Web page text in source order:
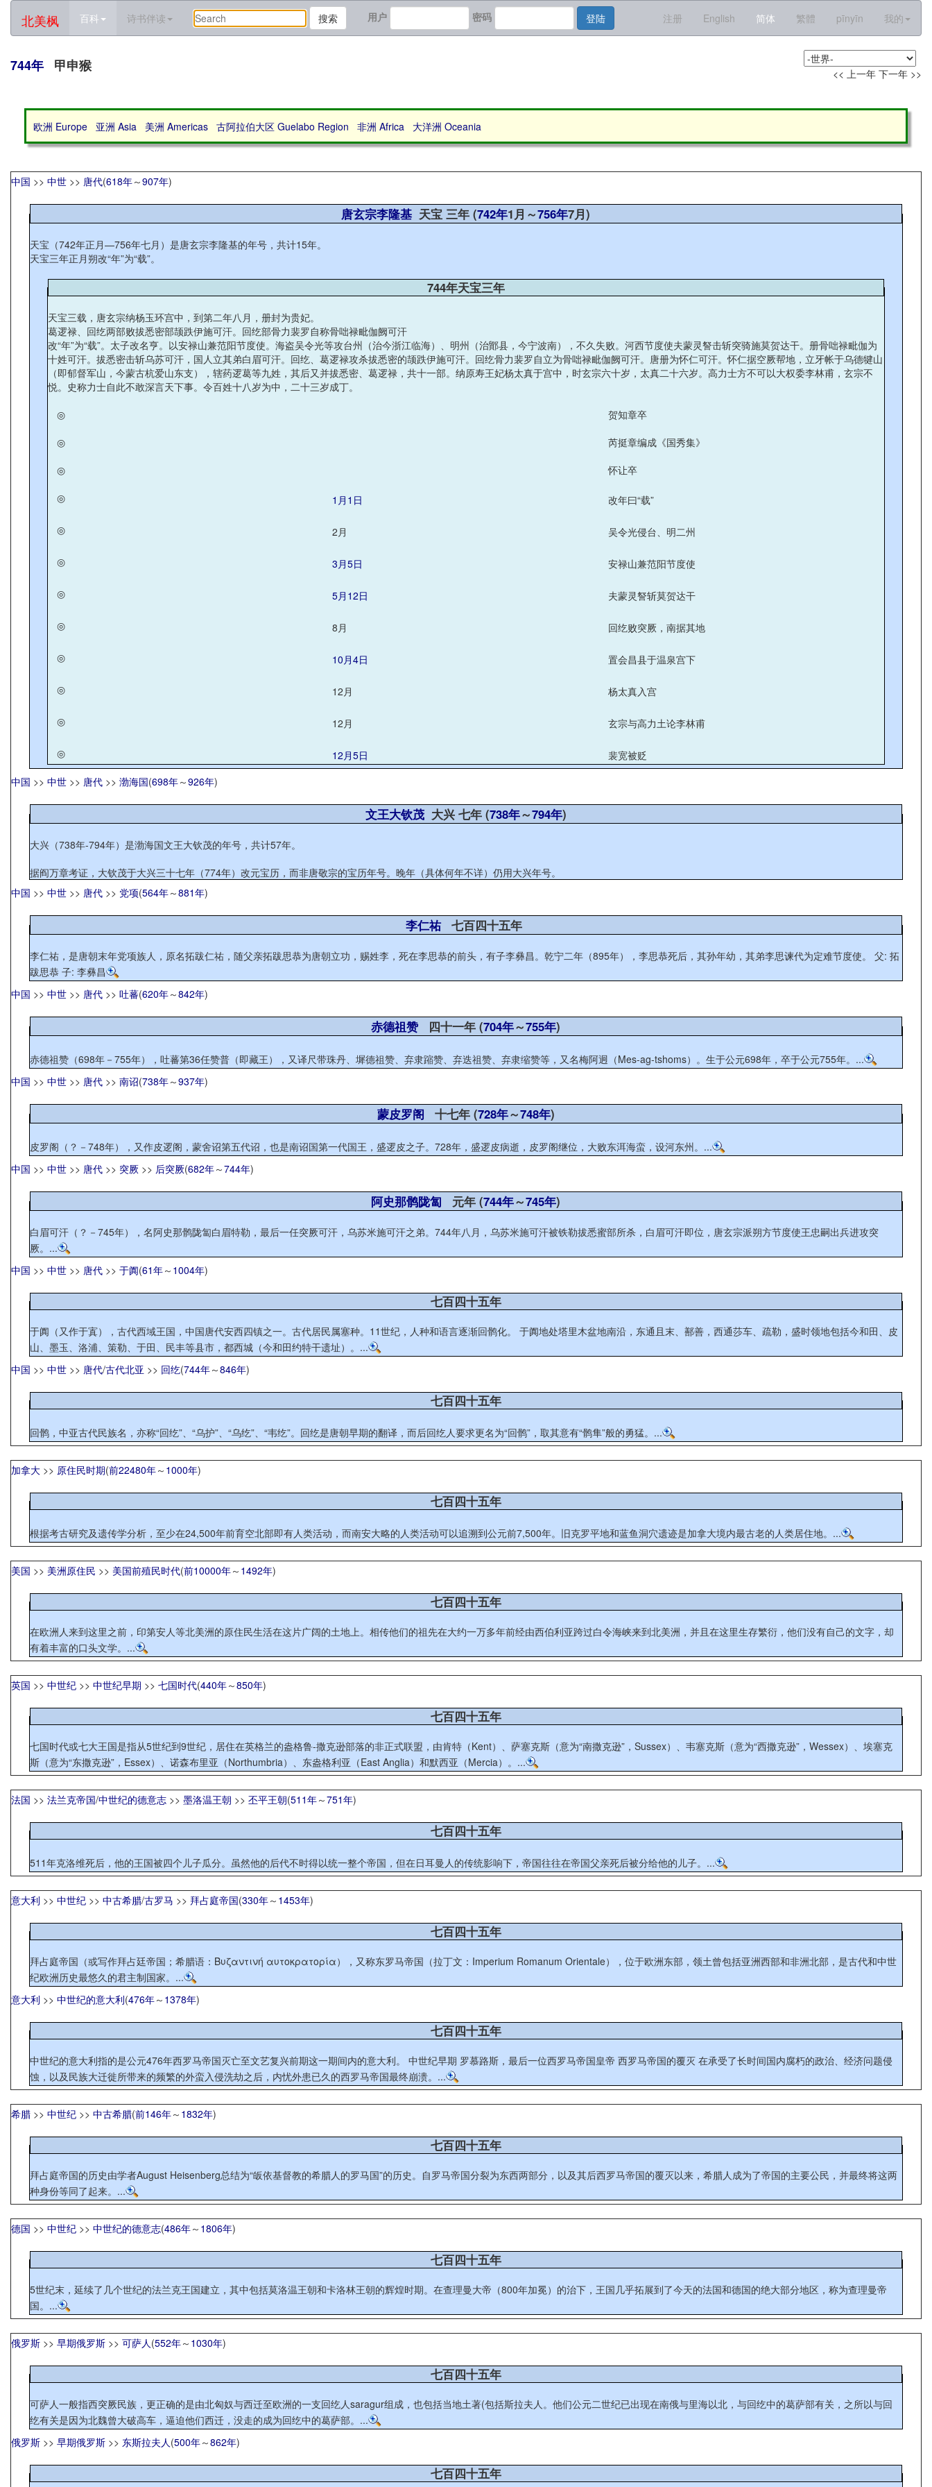
北美枫 百科 诗书伴读 搜索 用户 密码 登陆 注册 English 简体 繁體 pīnyīn 我的
744年 甲申猴 << 上一年 下一年 >>
欧洲 Europe 亚洲 Asia 美洲 Americas 古阿拉伯大区 Guelabo Region 非洲 Africa 大洋洲 Oceania
中国 >> 中世 >> 唐代(618年～907年)
唐玄宗李隆基 天宝 三年 (742年1月～756年7月)
天宝（742年正月—756年七月）是唐玄宗李隆基的年号，共计15年。
天宝三年正月朔改“年”为“载”。
744年天宝三年
天宝三载，唐玄宗纳杨玉环宫中，到第二年八月，册封为贵妃。
葛逻禄、回纥两部败拔悉密部颉跌伊施可汗。回纥部骨力裴罗自称骨咄禄毗伽阙可汗
改“年”为“载”。太子改名亨。以安禄山兼范阳节度使。海盗吴令光等攻台州（治今浙江临海）、明州（治鄮县，今宁波南），不久失败。河西节度使夫蒙灵詧击斩突骑施莫贺达干。册骨咄禄毗伽为
十姓可汗。拔悉密击斩乌苏可汗，国人立其弟白眉可汗。回纥、葛逻禄攻杀拔悉密的颉跌伊施可汗。回纥骨力裴罗自立为骨咄禄毗伽阙可汗。唐册为怀仁可汗。怀仁据空厥帮地，立牙帐于乌德犍山
（即郁督军山，今蒙古杭爱山东支），辖药逻葛等九姓，其后又并拔悉密、葛逻禄，共十一部。纳原寿王妃杨太真于宫中，时玄宗六十岁，太真二十六岁。高力士方不可以大权委李林甫，玄宗不
悦。史称力士自此不敢深言天下事。令百姓十八岁为中，二十三岁成丁。
◎
贺知章卒
◎
芮挺章编成《国秀集》
◎
怀让卒
◎
1月1日 改年曰“载”
◎ 2月 吴令光侵台、明二州
◎ 3月5日 安禄山兼范阳节度使
◎ 5月12日 夫蒙灵詧斩莫贺达干
◎ 8月 回纥败突厥，南据其地
◎ 10月4日 置会昌县于温泉宫下
◎ 12月 杨太真入宫
◎ 12月 玄宗与高力土论李林甫
◎ 12月5日
裴宽被贬
中国 >> 中世 >> 唐代 >> 渤海国(698年～926年)
文王大钦茂大兴 七年 (738年～794年)
大兴（738年-794年）是渤海国文王大钦茂的年号，共计57年。
据阎万章考证，大钦茂于大兴三十七年（774年）改元宝历，而非唐敬宗的宝历年号。晚年（具体何年不详）仍用大兴年号。
中国 >> 中世 >> 唐代 >> 党项(564年～881年)
李仁祐七百四十五年
李仁祐，是唐朝末年党项族人，原名拓跋仁祐，随父亲拓跋思恭为唐朝立功，赐姓李，死在李思恭的前头，有子李彝昌。乾宁二年（895年），李思恭死后，其孙年幼，其弟李思谏代为定难节度使。 父: 拓
跋思恭 子: 李彝昌
中国 >> 中世 >> 唐代 >> 吐蕃(620年～842年)
赤德祖赞 四十一年 (704年～755年)
赤德祖赞（698年－755年），吐蕃第36任赞普（即藏王），又译尺带珠丹、墀德祖赞、弃隶蹜赞、弃迭祖赞、弃隶缩赞等，又名梅阿迥（Mes-ag-tshoms）。生于公元698年，卒于公元755年。...
中国 >> 中世 >> 唐代 >> 南诏(738年～937年)
蒙皮罗阁 十七年 (728年～748年)
皮罗阁（？－748年），又作皮逻阁，蒙舍诏第五代诏，也是南诏国第一代国王，盛逻皮之子。728年，盛逻皮病逝，皮罗阁继位，大败东洱海蛮，设河东州。...
中国 >> 中世 >> 唐代 >> 突厥 >> 后突厥(682年～744年)
阿史那鹘陇匐 元年 (744年～745年)
白眉可汗（？－745年），名阿史那鹘陇匐白眉特勒，最后一任突厥可汗，乌苏米施可汗之弟。744年八月，乌苏米施可汗被铁勒拔悉蜜部所杀，白眉可汗即位，唐玄宗派朔方节度使王忠嗣出兵进攻突
厥。...
中国 >> 中世 >> 唐代 >> 于阗(61年～ 1004年)
七百四十五年
于阗（又作于寘），古代西域王国，中国唐代安西四镇之一。古代居民属塞种。11世纪，人种和语言逐渐回鹘化。 于阗地处塔里木盆地南沿，东通且末、鄯善，西通莎车、疏勒，盛时领地包括今和田、皮
山、墨玉、洛浦、策勒、于田、民丰等县市，都西城（今和田约特干遗址）。...
中国 >> 中世 >> 唐代/古代北亚 >> 回纥(744年～846年)
七百四十五年
回鹘，中亚古代民族名，亦称“回纥”、“乌护”、“乌纥”、“韦纥”。回纥是唐朝早期的翻译，而后回纥人要求更名为“回鹘”，取其意有“鹘隼”般的勇猛。...
加拿大 >> 原住民时期(前22480年～ 1000年)
七百四十五年
根据考古研究及遗传学分析，至少在24,500年前育空北部即有人类活动，而南安大略的人类活动可以追溯到公元前7,500年。旧克罗平地和蓝鱼洞穴遗迹是加拿大境内最古老的人类居住地。...
美国 >> 美洲原住民 >> 美国前殖民时代(前10000年～ 1492年)
七百四十五年
在欧洲人来到这里之前，印第安人等北美洲的原住民生活在这片广阔的土地上。相传他们的祖先在大约一万多年前经由西伯利亚跨过白令海峡来到北美洲，并且在这里生存繁衍，他们没有自己的文字，却
有着丰富的口头文学。...
英国 >> 中世纪 >> 中世纪早期 >> 七国时代(440年～850年)
七百四十五年
七国时代或七大王国是指从5世纪到9世纪，居住在英格兰的盎格鲁-撒克逊部落的非正式联盟，由肯特（Kent）、萨塞克斯（意为“南撒克逊”，Sussex）、韦塞克斯（意为“西撒克逊”，Wessex）、埃塞克
斯（意为“东撒克逊”，Essex）、诺森布里亚（Northumbria）、东盎格利亚（East Anglia）和默西亚（Mercia）。...
法国 >> 法兰克帝国/中世纪的德意志 >> 墨洛温王朝 >> 丕平王朝(511年～751年)
七百四十五年
511年克洛维死后，他的王国被四个儿子瓜分。虽然他的后代不时得以统一整个帝国，但在日耳曼人的传统影响下，帝国往往在帝国父亲死后被分给他的儿子。...
意大利 >> 中世纪 >> 中古希腊/古罗马 >> 拜占庭帝国(330年～ 1453年)
七百四十五年
拜占庭帝国（或写作拜占廷帝国；希腊语：Βυζαντινή αυτοκρατορία），又称东罗马帝国（拉丁文：Imperium Romanum Orientale），位于欧洲东部，领土曾包括亚洲西部和非洲北部，是古代和中世
纪欧洲历史最悠久的君主制国家。...
意大利 >> 中世纪的意大利(476年～ 1378年)
七百四十五年
中世纪的意大利指的是公元476年西罗马帝国灭亡至文艺复兴前期这一期间内的意大利。 中世纪早期 罗慕路斯，最后一位西罗马帝国皇帝 西罗马帝国的覆灭 在承受了长时间国内腐朽的政治、经济问题侵
蚀，以及民族大迁徙所带来的频繁的外蛮入侵洗劫之后，内忧外患已久的西罗马帝国最终崩溃。...
希腊 >> 中世纪 >> 中古希腊(前146年～ 1832年)
七百四十五年
拜占庭帝国的历史由学者August Heisenberg总结为“皈依基督教的希腊人的罗马国”的历史。自罗马帝国分裂为东西两部分，以及其后西罗马帝国的覆灭以来，希腊人成为了帝国的主要公民，并最终将这两
种身份等同了起来。...
德国 >> 中世纪 >> 中世纪的德意志(486年～ 1806年)
七百四十五年
5世纪末，延续了几个世纪的法兰克王国建立，其中包括莫洛温王朝和卡洛林王朝的辉煌时期。在查理曼大帝（800年加冕）的治下，王国几乎拓展到了今天的法国和德国的绝大部分地区，称为查理曼帝
国。...
俄罗斯 >> 早期俄罗斯 >> 可萨人(552年～ 1030年)
七百四十五年
可萨人一般指西突厥民族，更正确的是由北匈奴与西迁至欧洲的一支回纥人saragur组成，也包括当地土著(包括斯拉夫人。他们公元二世纪已出现在南俄与里海以北，与回纥中的葛萨部有关，之所以与回
纥有关是因为北魏曾大破高车，逼迫他们西迁，没走的成为回纥中的葛萨部。...
俄罗斯 >> 早期俄罗斯 >> 东斯拉夫人(500年～862年)
七百四十五年